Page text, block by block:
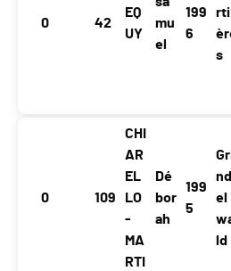
0 42
EQ
UY
mu
el
199
6
rti
s
0 109
CHI
AR
EL
LO
-
MA
RTI
Dé
bor
ah
199
5
nd
el
ld